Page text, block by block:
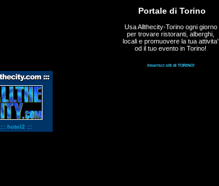
Portale di Torino
Usa Allthecity-Torino ogni giorno
per trovare ristoranti, alberghi,
locali e promuovere la tua attivita'
od il tuo evento in Torino!
Inserisci siti di TORINO!
::: hotel2 :::